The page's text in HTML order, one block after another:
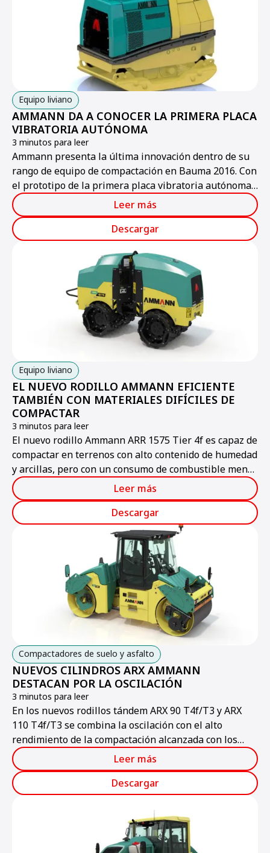
Equipo liviano
AMMANN DA A CONOCER LA PRIMERA PLACA
VIBRATORIA AUTÓNOMA
3 minutos para leer
Ammann presenta la última innovación dentro de su
rango de equipo de compactación en Bauma 2016. Con
el prototipo de la primera placa vibratoria autónoma,
Ammann ofrece a los visitantes un vistazo de la placa
vibratoria del mañana.
Leer más
Descargar
Equipo liviano
EL NUEVO RODILLO AMMANN EFICIENTE
TAMBIÉN CON MATERIALES DIFÍCILES DE
COMPACTAR
3 minutos para leer
El nuevo rodillo Ammann ARR 1575 Tier 4f es capaz de
compactar en terrenos con alto contenido de humedad
y arcillas, pero con un consumo de combustible menor
que sus antecesores.
Leer más
Descargar
Compactadores de suelo y asfalto
NUEVOS CILINDROS ARX AMMANN
DESTACAN POR LA OSCILACIÓN
3 minutos para leer
En los nuevos rodillos tándem ARX 90 T4f/T3 y ARX
110 T4f/T3 se combina la oscilación con el alto
rendimiento de la compactación alcanzada con los
sistemas clásicos de los rodillos tándem Ammann.
Leer más
Descargar